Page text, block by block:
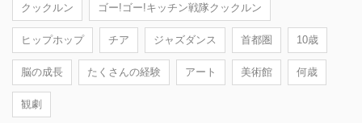
クックルン ゴー!ゴー!キッチン戦隊クックルン
ヒップホップ チア ジャズダンス 首都圏 10歳
脳の成長 たくさんの経験 アート 美術館 何歳
観劇